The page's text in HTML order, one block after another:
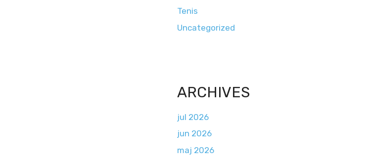
Tenis
Uncategorized
ARCHIVES
jul 2026
jun 2026
maj 2026